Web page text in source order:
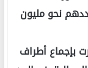
نحو مليون
بإجماع أطراف